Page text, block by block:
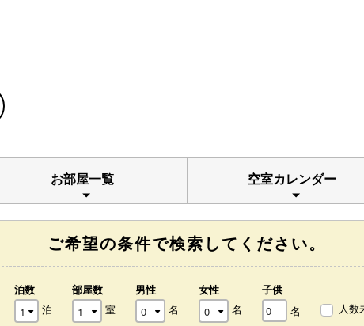
お部屋一覧 空室カレンダー
ご希望の条件で検索してください。
泊数
泊
部屋数
室
男性
名
女性
名
子供
名
人数